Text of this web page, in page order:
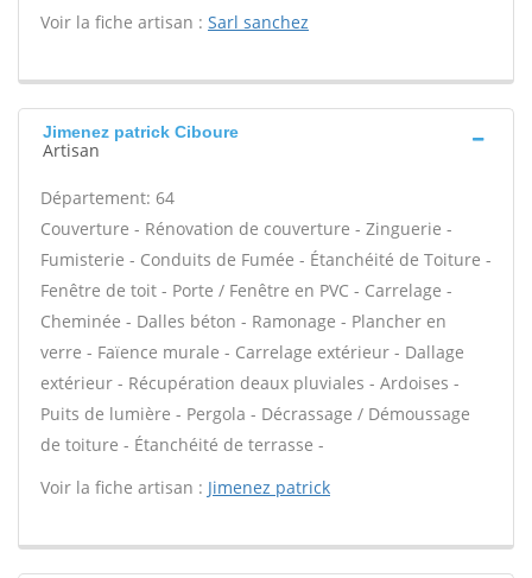
Voir la fiche artisan : Sarl sanchez
Jimenez patrick Ciboure
Artisan
Département: 64
Couverture - Rénovation de couverture - Zinguerie -
Fumisterie - Conduits de Fumée - Étanchéité de Toiture -
Fenêtre de toit - Porte / Fenêtre en PVC - Carrelage -
Cheminée - Dalles béton - Ramonage - Plancher en
verre - Faïence murale - Carrelage extérieur - Dallage
extérieur - Récupération deaux pluviales - Ardoises -
Puits de lumière - Pergola - Décrassage / Démoussage
de toiture - Étanchéité de terrasse -
Voir la fiche artisan : Jimenez patrick